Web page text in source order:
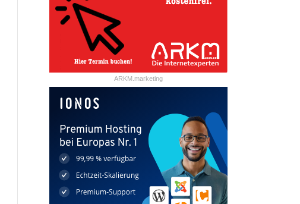
ARKM.marketing